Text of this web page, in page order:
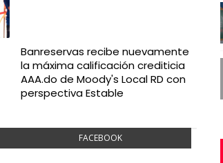
Banreservas recibe nuevamente
la máxima calificación crediticia
AAA.do de Moody's Local RD con
perspectiva Estable
FACEBOOK